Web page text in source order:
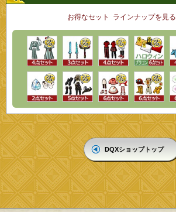
お得なセット ラインナップを見る
DQXショップトップ